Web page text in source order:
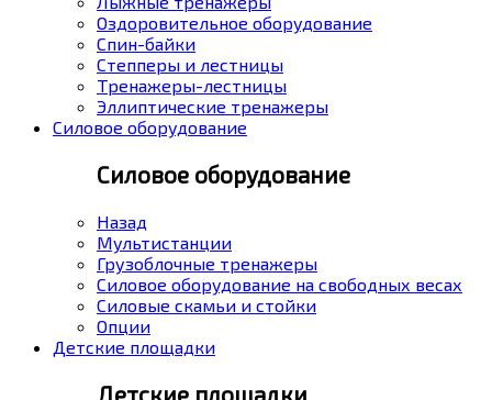
Оздоровительное оборудование
Спин-байки
Степперы и лестницы
Тренажеры-лестницы
Эллиптические тренажеры
Силовое оборудование
Силовое оборудование
Назад
Мультистанции
Грузоблочные тренажеры
Силовое оборудование на свободных весах
Силовые скамьи и стойки
Опции
Детские площадки
Детские площадки